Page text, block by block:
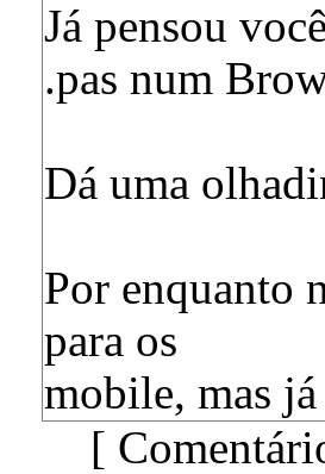
Já pensou
.pas num
Dá uma
Por enquanto
para os
mobile, mas
[